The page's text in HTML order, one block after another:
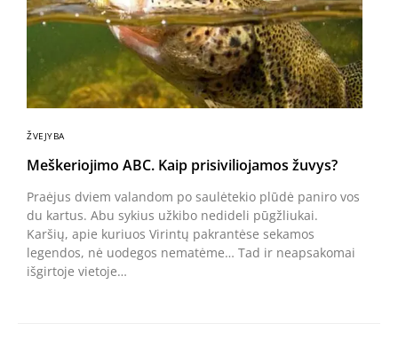
ŽVEJYBA
Meškeriojimo ABC. Kaip prisiviliojamos žuvys?
Praėjus dviem valandom po saulėtekio plūdė paniro vos
du kartus. Abu sykius užkibo nedideli pūgžliukai.
Karšių, apie kuriuos Virintų pakrantėse sekamos
legendos, nė uodegos nematėme… Tad ir neapsakomai
išgirtoje vietoje…